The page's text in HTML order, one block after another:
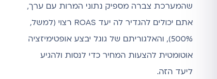
שהמערכת צברה מספיק נתוני המרות עם ערך,
אתם יכולים להגדיר לה יעד ROAS רצוי (למשל,
500%), והאלגוריתם של גוגל יבצע אופטימיזציה
אוטומטית להצעות המחיר כדי לנסות ולהגיע
ליעד הזה.